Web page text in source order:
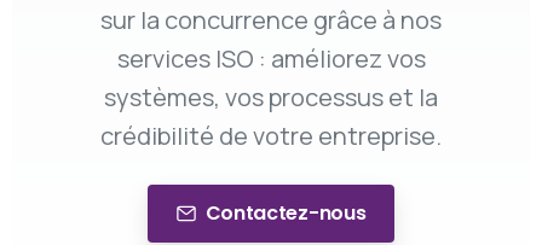
sur la concurrence grâce à nos
services ISO : améliorez vos
systèmes, vos processus et la
crédibilité de votre entreprise.
Contactez-nous